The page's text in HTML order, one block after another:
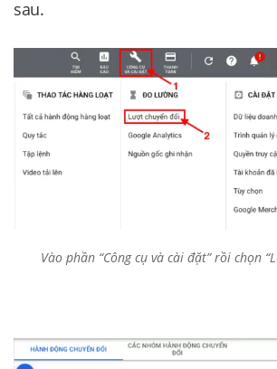
sau.
Vào phần “Công cụ và cài đặt” rồi chọn